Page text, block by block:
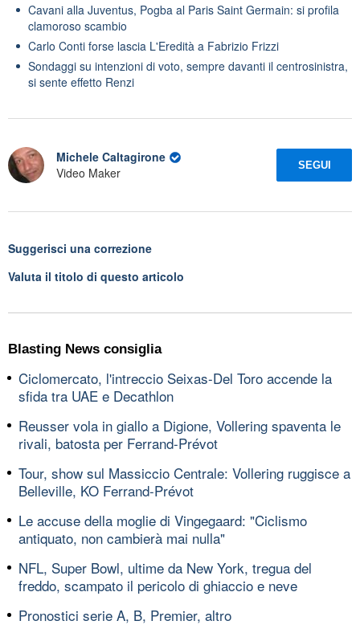
Cavani alla Juventus, Pogba al Paris Saint Germain: si profila
clamoroso scambio
Carlo Conti forse lascia L'Eredità a Fabrizio Frizzi
Sondaggi su intenzioni di voto, sempre davanti il centrosinistra,
si sente effetto Renzi
Michele Caltagirone
Video Maker
SEGUI
Suggerisci una correzione
Valuta il titolo di questo articolo
Blasting News consiglia
Ciclomercato, l'intreccio Seixas-Del Toro accende la
sfida tra UAE e Decathlon
Reusser vola in giallo a Digione, Vollering spaventa le
rivali, batosta per Ferrand-Prévot
Tour, show sul Massiccio Centrale: Vollering ruggisce a
Belleville, KO Ferrand-Prévot
Le accuse della moglie di Vingegaard: "Ciclismo
antiquato, non cambierà mai nulla"
NFL, Super Bowl, ultime da New York, tregua del
freddo, scampato il pericolo di ghiaccio e neve
Pronostici serie A, B, Premier, altro